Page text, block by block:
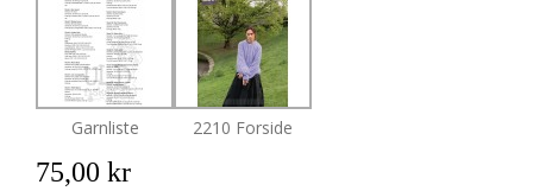
Garnliste 2210 Forside
75,00 kr